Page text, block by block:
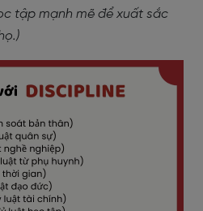
tập mạnh mẽ để xuất sắc